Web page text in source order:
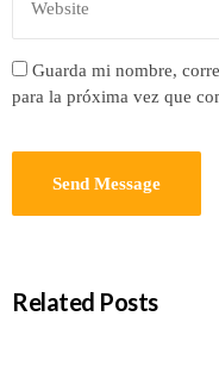
Guarda mi nombre,
para la próxima vez que
Related Posts